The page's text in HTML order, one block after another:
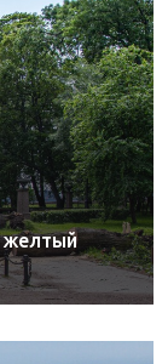
желтый